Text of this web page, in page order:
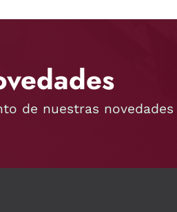
de nuestras novedades